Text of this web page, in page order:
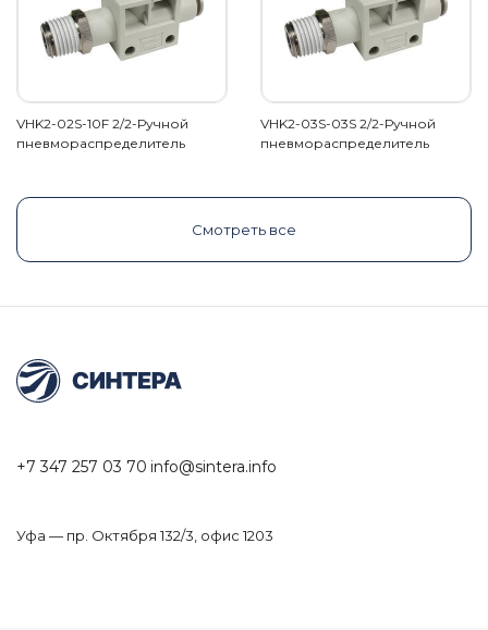
VHK2-02S-10F 2/2-Ручной
пневмораспределитель
VHK2-03S-03S 2/2-Ручной
пневмораспределитель
Смотреть все
+7 347 257 03 70 info@sintera.info
Уфа — пр. Октября 132/3, офис 1203